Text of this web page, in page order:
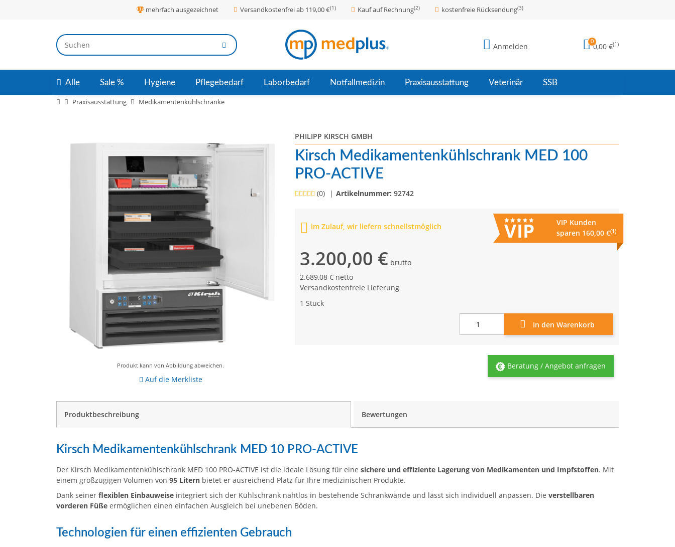
mehrfach ausgezeichnet Versandkostenfrei ab 119,00 €(1) Kauf auf Rechnung(2) kostenfreie Rücksendung(3)
Anmelden 00,00 €(1)
Alle Sale % Hygiene Pflegebedarf Laborbedarf Notfallmedizin Praxisausstattung Veterinär SSB
Praxisausstattung Medikamentenkühlschränke
Produkt kann von Abbildung abweichen.
Auf die Merkliste
PHILIPP KIRSCH GMBH
Kirsch Medikamentenkühlschrank MED 100
PRO-ACTIVE
(0) Artikelnummer: 92742
im Zulauf, wir liefern schnellstmöglich
VIP Kunden
sparen 160,00 €(1)
3.200,00 € brutto
2.689,08 € netto
Versandkostenfreie Lieferung
1 Stück
In den Warenkorb
Beratung / Angebot anfragen
Produktbeschreibung
Bewertungen
Kirsch Medikamentenkühlschrank MED 10 PRO-ACTIVE
Der Kirsch Medikamentenkühlschrank MED 100 PRO-ACTIVE ist die ideale Lösung für eine sichere und effiziente Lagerung von Medikamenten und Impfstoffen. Mit
einem großzügigen Volumen von 95 Litern bietet er ausreichend Platz für Ihre medizinischen Produkte.
Dank seiner flexiblen Einbauweise integriert sich der Kühlschrank nahtlos in bestehende Schrankwände und lässt sich individuell anpassen. Die verstellbaren
vorderen Füße ermöglichen einen einfachen Ausgleich bei unebenen Böden.
Technologien für einen effizienten Gebrauch